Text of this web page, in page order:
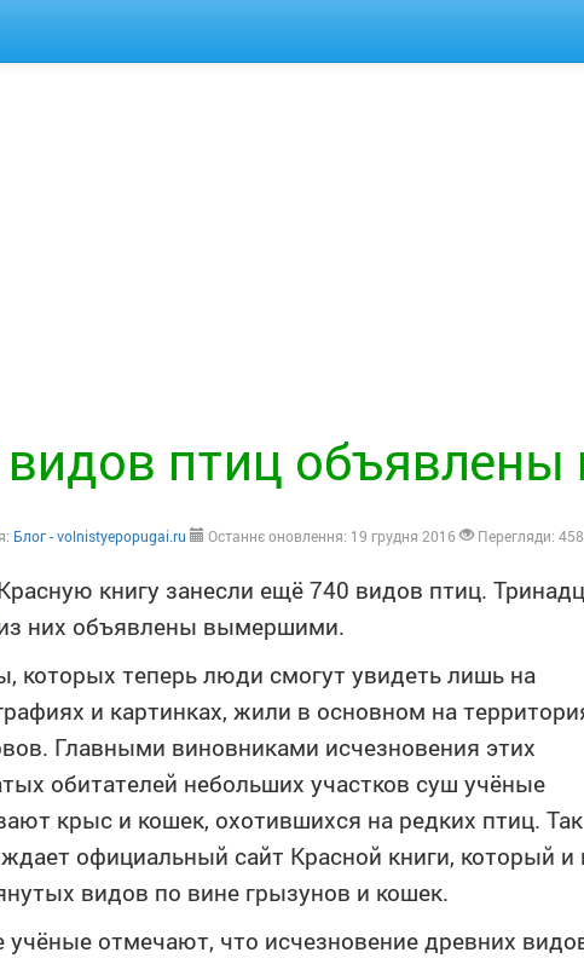
видов птиц
Блог - volnistyepopugai.ru Останнє оновлення: 19 грудня 2016 Перегляди:
книгу занесли ещё 740 видов птиц.
них объявлены вымершими.
которых теперь люди смогут увидеть лишь на
и картинках, жили в основном на
Главными виновниками исчезновения этих
обитателей небольших участков суш учёные
крыс и кошек, охотившихся на редких птиц. Так
официальный сайт Красной книги, который
видов по вине грызунов и кошек.
учёные отмечают, что исчезновение древних